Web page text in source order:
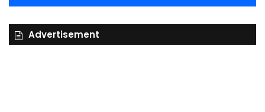
Advertisement